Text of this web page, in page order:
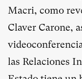
Macri, como
Claver Carone,
las Relaciones